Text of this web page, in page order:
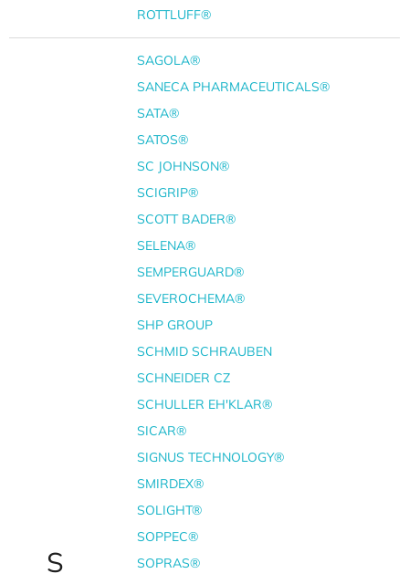
ROTTLUFF®
S
SAGOLA®
SANECA PHARMACEUTICALS®
SATA®
SATOS®
SC JOHNSON®
SCIGRIP®
SCOTT BADER®
SELENA®
SEMPERGUARD®
SEVEROCHEMA®
SHP GROUP
SCHMID SCHRAUBEN
SCHNEIDER CZ
SCHULLER EH'KLAR®
SICAR®
SIGNUS TECHNOLOGY®
SMIRDEX®
SOLIGHT®
SOPPEC®
SOPRAS®